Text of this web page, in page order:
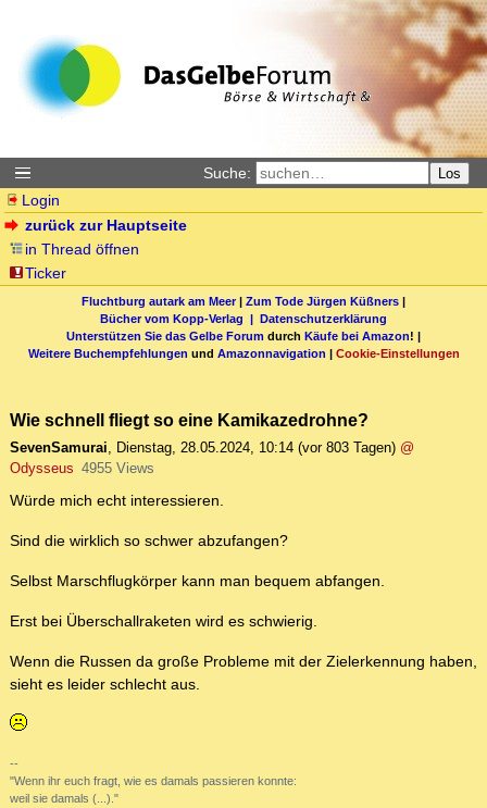
Suche: Los
Login
zurück zur Hauptseite
in Thread öffnen
Ticker
Fluchtburg autark am Meer| Zum Tode Jürgen Küßners |
Bücher vom Kopp-Verlag | Datenschutzerklärung
Unterstützen Sie das Gelbe Forum durch Käufe bei Amazon! |
Weitere Buchempfehlungen und Amazonnavigation | Cookie-Einstellungen
Wie schnell fliegt so eine Kamikazedrohne?
SevenSamurai, Dienstag, 28.05.2024, 10:14 (vor 803 Tagen) @
Odysseus 4955 Views
Würde mich echt interessieren.
Sind die wirklich so schwer abzufangen?
Selbst Marschflugkörper kann man bequem abfangen.
Erst bei Überschallraketen wird es schwierig.
Wenn die Russen da große Probleme mit der Zielerkennung haben,
sieht es leider schlecht aus.
--
"Wenn ihr euch fragt, wie es damals passieren konnte:
weil sie damals (...)."